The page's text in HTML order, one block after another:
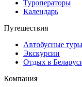
Туроператоры
Календарь
Путешествия
Автобусные туры
Экскурсии
Отдых в
Компания